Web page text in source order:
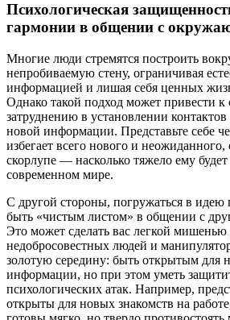
Психологическая
гармонии в общении с
Многие люди стремятся построить
непробиваемую стену, ограничивая
информацией и лишая себя ценных
Однако такой подход может привести к
затруднению в установлении
новой информации. Представьте себе
избегает всего нового и
скорлупе — насколько тяжело ему будет
современном мире.
С другой стороны, погружаться в идею
быть «чистым листом» в общении с
Это может сделать вас легкой мишенью
недобросовестных людей и
золотую середину: быть открытым для
информации, но при этом уметь
психологических атак. Например,
открыты для новых знакомств на